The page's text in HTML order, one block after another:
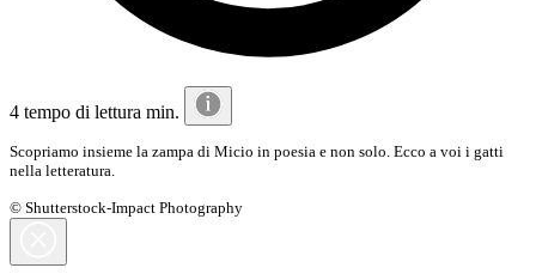
4 tempo di lettura min.
Scopriamo insieme la zampa di Micio in poesia e non solo. Ecco a voi i gatti
nella letteratura.
© Shutterstock-Impact Photography